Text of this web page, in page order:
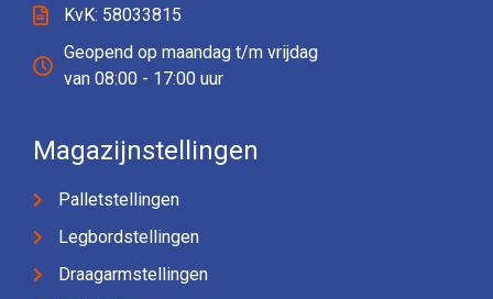
KvK: 58033815
Geopend op maandag t/m vrijdag
van 08:00 - 17:00 uur
Magazijnstellingen
Palletstellingen
Legbordstellingen
Draagarmstellingen